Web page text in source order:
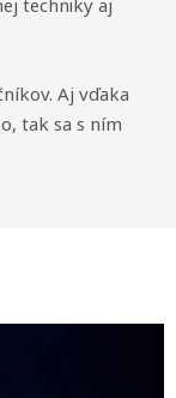
techniky aj
Aj vďaka
tak sa s ním